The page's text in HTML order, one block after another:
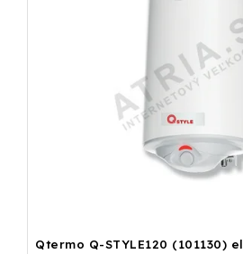
Qtermo Q-STYLE120 (101130)